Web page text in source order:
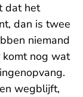
dat het
dan is twee
niemand
komt nog wat
wegblijft,